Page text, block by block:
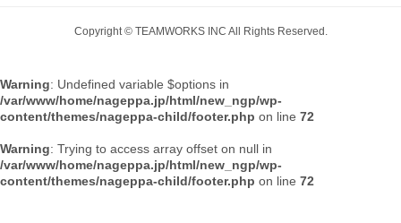
Copyright © TEAMWORKS INC All Rights Reserved.
Warning: Undefined variable $options in
/var/www/home/nageppa.jp/html/new_ngp/wp-
content/themes/nageppa-child/footer.php on line 72
Warning: Trying to access array offset on null in
/var/www/home/nageppa.jp/html/new_ngp/wp-
content/themes/nageppa-child/footer.php on line 72